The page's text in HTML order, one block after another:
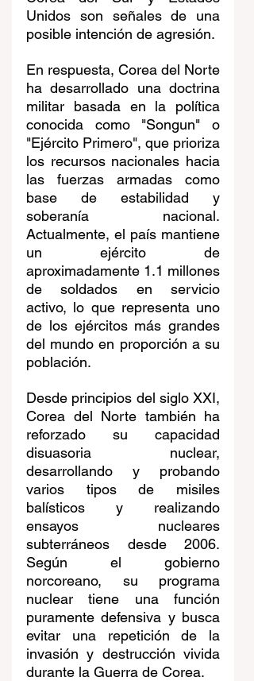
Unidos son señales de una
posible intención de agresión.
En respuesta, Corea del Norte
ha desarrollado una doctrina
militar basada en la política
conocida como "Songun" o
"Ejército Primero", que prioriza
los recursos nacionales hacia
las fuerzas armadas como
base de estabilidad y
soberanía nacional.
Actualmente, el país mantiene
un ejército de
aproximadamente 1.1 millones
de soldados en servicio
activo, lo que representa uno
de los ejércitos más grandes
del mundo en proporción a su
población.
Desde principios del siglo XXI,
Corea del Norte también ha
reforzado su capacidad
disuasoria nuclear,
desarrollando y probando
varios tipos de misiles
balísticos y realizando
ensayos nucleares
subterráneos desde 2006.
Según el gobierno
norcoreano, su programa
nuclear tiene una función
puramente defensiva y busca
evitar una repetición de la
invasión y destrucción vivida
durante la Guerra de Corea.